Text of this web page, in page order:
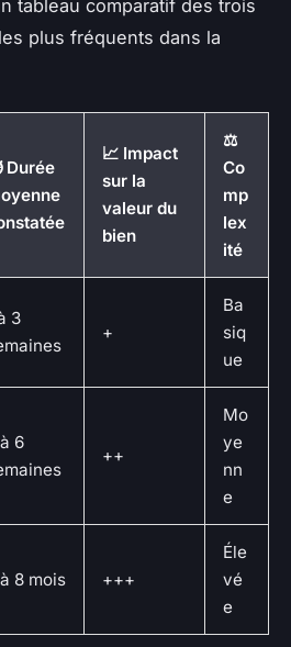
tableau comparatif des trois
plus fréquents dans la
📈 Impact
sur la
valeur du
bien
⚖️
Co
mp
lex
ité
3
+
Ba
siq
ue
6
++
Mo
ye
nn
e
8 mois +++
Éle
vé
e